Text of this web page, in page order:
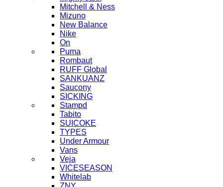
Mitchell & Ness
Mizuno
New Balance
Nike
On
Puma
Rombaut
RUFF Global
SANKUANZ
Saucony
SICKING
Stampd
Tabito
SUICOKE
TYPES
Under Armour
Vans
Veja
VICESEASON
Whitelab